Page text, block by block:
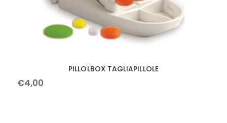
PILLOLBOX TAGLIAPILLOLE
€4,00